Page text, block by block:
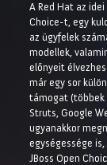
A Red Hat az
Choice-t, egy
az ügyfelek
modellek,
előnyeit
már egy sor
támogat (többek
Struts, Google
ugyanakkor
egységessége
JBoss Open